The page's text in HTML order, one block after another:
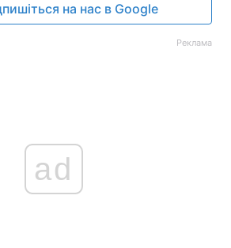
на нас в Google
Реклама
ad